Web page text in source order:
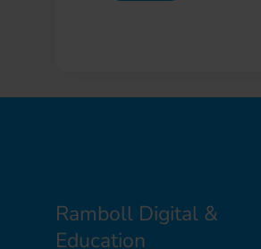
Ramboll Digital &
Education